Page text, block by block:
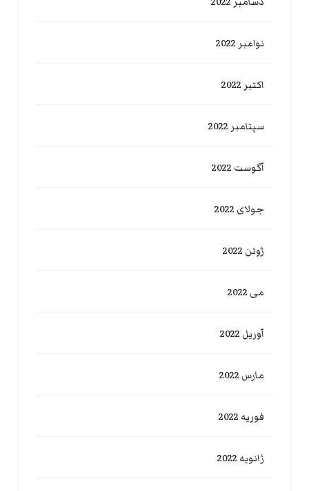
نوامبر 2022
اکتبر 2022
سپتامبر 2022
آگوست 2022
جولای 2022
ژوئن 2022
می 2022
آوریل 2022
مارس 2022
فوریه 2022
ژانویه 2022